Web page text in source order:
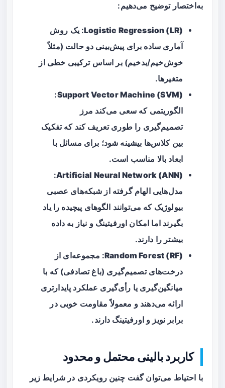
به‌اختصار توضیح می‌دهیم:
Logistic Regression (LR): یک روش
آماری ساده برای پیش‌بینی دو حالت (مثلاً
خوش‌خیم/بدخیم) بر اساس ترکیبی خطی از
متغیرها.
Support Vector Machine (SVM)
:
الگوریتمی که سعی می‌کند مرز
تصمیم‌گیری را طوری تعریف کند که تفکیک
بین کلاس‌ها بیشینه شود؛ برای مسائل با
ابعاد بالا مناسب است.
Artificial Neural Network (ANN)
:
مدل‌هایی الهام گرفته از شبکه‌های عصبی
بیولوژیک که می‌توانند الگوهای پیچیده را یاد
بگیرند اما امکان اورفیتینگ و نیاز به داده
بیشتر را دارند.
Random Forest (RF): مجموعه‌ای از
درخت‌های تصمیم‌گیری (باغ تصادفی) که با
میانگین‌گیری یا رأی‌گیری عملکرد پایدارتری
ارائه می‌دهند و معمولاً مقاومت خوبی در
برابر نویز و اورفیتینگ دارند.
کاربرد بالینی محتمل و محدود
با احتیاط می‌توان گفت چنین رویکردی در شرایط زیر